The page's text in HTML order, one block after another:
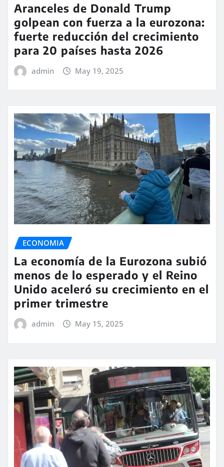
Aranceles de Donald Trump
golpean con fuerza a la eurozona:
fuerte reducción del crecimiento
para 20 países hasta 2026
admin May 19, 2025
ECONOMIA
La economía de la Eurozona subió
menos de lo esperado y el Reino
Unido aceleró su crecimiento en el
primer trimestre
admin May 15, 2025